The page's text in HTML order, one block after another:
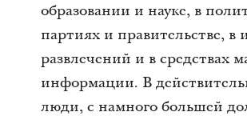
образовании и науке, в
партиях и правительстве, в
развлечений и в средствах
информации. В
люди, с намного большей